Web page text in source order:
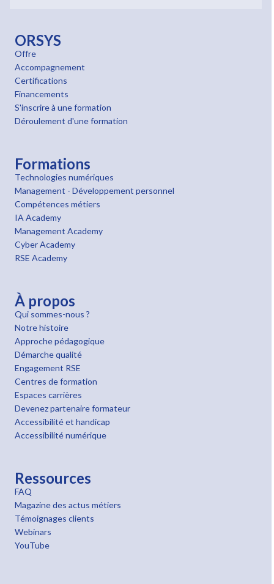
ORSYS
Offre
Accompagnement
Certifications
Financements
S'inscrire à une formation
Déroulement d'une formation
Formations
Technologies numériques
Management - Développement personnel
Compétences métiers
IA Academy
Management Academy
Cyber Academy
RSE Academy
À propos
Qui sommes-nous ?
Notre histoire
Approche pédagogique
Démarche qualité
Engagement RSE
Centres de formation
Espaces carrières
Devenez partenaire formateur
Accessibilité et handicap
Accessibilité numérique
Ressources
FAQ
Magazine des actus métiers
Témoignages clients
Webinars
YouTube